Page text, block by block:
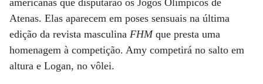
americanas que disputarão os Jogos Olímpicos de
Atenas. Elas aparecem em poses sensuais na última
edição da revista masculina FHMque presta uma
homenagem à competição. Amy competirá no salto em
altura e Logan, no vôlei.